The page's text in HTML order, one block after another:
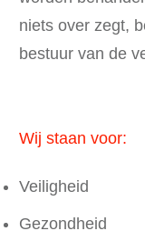
niets over zegt,
bestuur van de
Wij staan voor:
Veiligheid
Gezondheid